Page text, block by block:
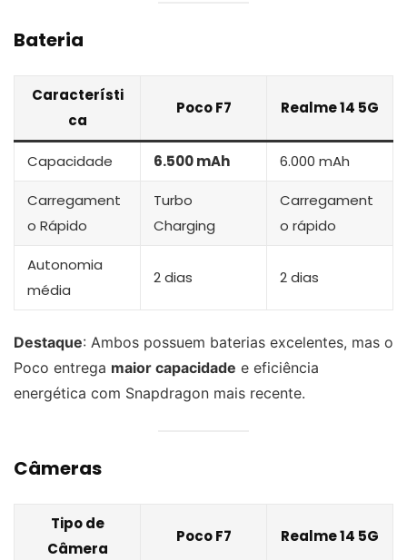
Bateria
Característi
ca
Poco F7 Realme 14 5G
Capacidade 6.500 mAh 6.000 mAh
Carregament
o Rápido
Turbo
Charging
Carregament
o rápido
Autonomia
média
2 dias 2 dias
Destaque: Ambos possuem baterias excelentes, mas o
Poco entrega maior capacidade e eficiência
energética com Snapdragon mais recente.
Câmeras
Tipo de
Câmera
Poco F7 Realme 14 5G